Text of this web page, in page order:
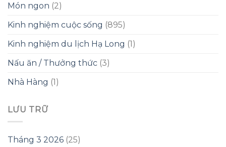
Món ngon (2)
Kinh nghiệm cuộc sống (895)
Kinh nghiệm du lịch Hạ Long (1)
Nấu ăn / Thưởng thức (3)
Nhà Hàng (1)
LƯU TRỮ
Tháng 3 2026 (25)